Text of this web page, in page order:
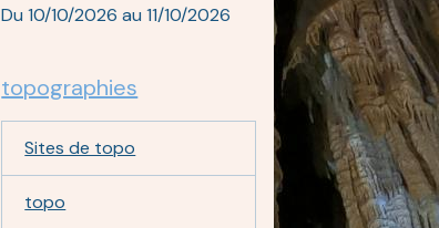
Du 10/10/2026 au 11/10/2026
topographies
Sites de topo
topo